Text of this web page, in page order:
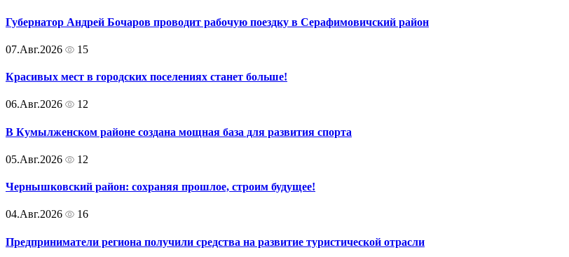
Губернатор Андрей Бочаров проводит рабочую поездку в Серафимовичский район
07.Авг.2026 15
Красивых мест в городских поселениях станет больше!
06.Авг.2026 12
В Кумылженском районе создана мощная база для развития спорта
05.Авг.2026 12
Чернышковский район: сохраняя прошлое, строим будущее!
04.Авг.2026 16
Предприниматели региона получили средства на развитие туристической отрасли